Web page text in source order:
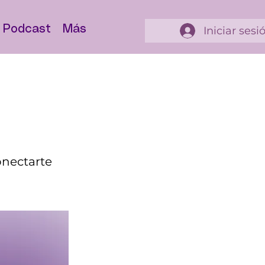
Podcast Más Iniciar